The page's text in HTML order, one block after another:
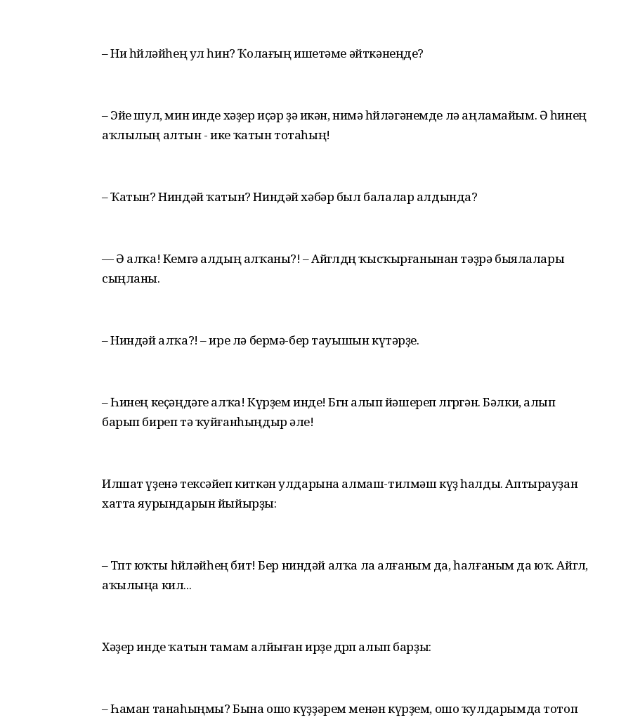
– Ни һөйләйһең ул һин? Ҡолағың ишетәме әйткәнеңде?
– Эйе шул, мин инде хәҙер иҫәр ҙә икән, нимә һөйләгәнемде лә аңламайым. Ә һинең
аҡлылың алтын - ике ҡатын тотаһың!
– Ҡатын? Ниндәй ҡатын? Ниндәй хәбәр был балалар алдында?
— Ә алҡа! Кемгә алдың алҡаны?! – Айгөлдөң ҡысҡырғанынан тәҙрә быялалары
сыңланы.
– Ниндәй алҡа?! – ире лә бермә-бер тауышын күтәрҙе.
– Һинең кеҫәңдәге алҡа! Күрҙем инде! Бөгөн алып йәшереп өлгөргән. Бәлки, алып
барып биреп тә ҡуйғанһыңдыр әле!
Илшат үҙенә тексәйеп киткән улдарына алмаш-тилмәш күҙ һалды. Аптырауҙан
хатта яурындарын йыйырҙы:
– Төптө юҡты һөйләйһең бит! Бер ниндәй алҡа ла алғаным да, һалғаным да юҡ. Айгөл,
аҡылыңа кил...
Хәҙер инде ҡатын тамам алйыған ирҙе дөрөп алып барҙы:
– Һаман танаһыңмы? Бына ошо күҙҙәрем менән күрҙем, ошо ҡулдарымда тотоп